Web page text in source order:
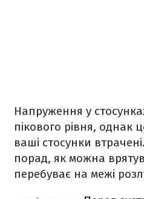
Напруження у
пікового рівня,
ваші стосунки
порад, як можна
перебуває на межі